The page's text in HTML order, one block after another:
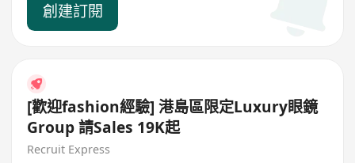
創建訂閱
[歡迎fashion經驗] 港島區限定Luxury眼鏡
Group 請Sales 19K起
Recruit Express